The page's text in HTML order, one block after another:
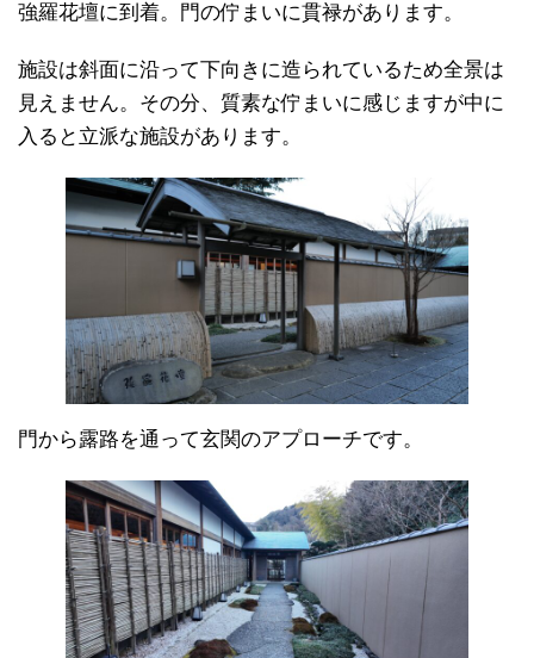
強羅花壇に到着。門の佇まいに貫禄があります。
施設は斜面に沿って下向きに造られているため全景は
見えません。その分、質素な佇まいに感じますが中に
入ると立派な施設があります。
門から露路を通って玄関のアプローチです。